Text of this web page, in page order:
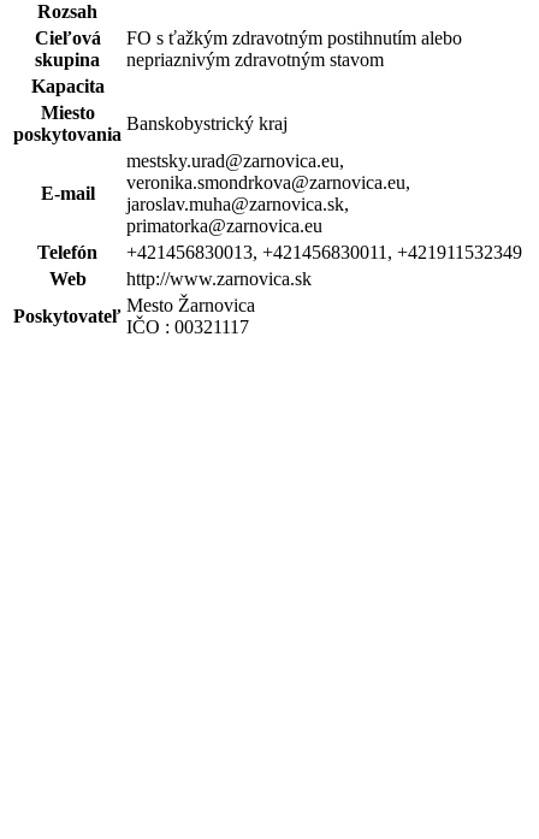
Rozsah
Cieľová
skupina
FO s ťažkým zdravotným postihnutím alebo
nepriaznivým zdravotným stavom
Kapacita
Miesto
poskytovania
Banskobystrický kraj
E-mail
mestsky.urad@zarnovica.eu,
veronika.smondrkova@zarnovica.eu,
jaroslav.muha@zarnovica.sk,
primatorka@zarnovica.eu
Telefón
+421456830013, +421456830011, +421911532349
Web
http://www.zarnovica.sk
Poskytovateľ
Mesto Žarnovica
IČO : 00321117